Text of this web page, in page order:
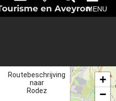
en AveyronMENU
Routebeschrijving
naar
Rodez
+
−